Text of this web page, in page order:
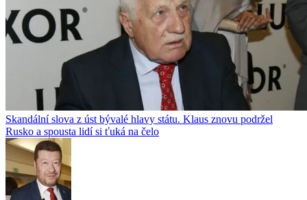
Skandální slova z úst bývalé hlavy státu. Klaus znovu podržel
Rusko a spousta lidí si ťuká na čelo